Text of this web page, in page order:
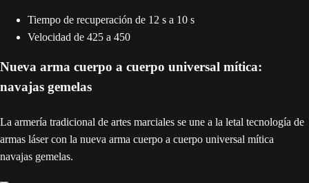
Tiempo de recuperación de 12 s a 10 s
Velocidad de 425 a 450
Nueva arma cuerpo a cuerpo universal mítica:
navajas gemelas
La armería tradicional de artes marciales se une a la letal tecnología de
armas láser con la nueva arma cuerpo a cuerpo universal mítica
navajas gemelas.